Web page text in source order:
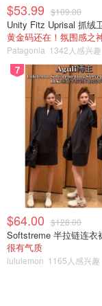
$53.99 $109.00
Unity Fitz Uprisal 抓绒
黄金码还在！氛围感之
Patagonia 1342人感兴趣
7
$64.00 $128.00
Softstreme 半拉链连衣
很有气质
lululemon 1165人感兴趣